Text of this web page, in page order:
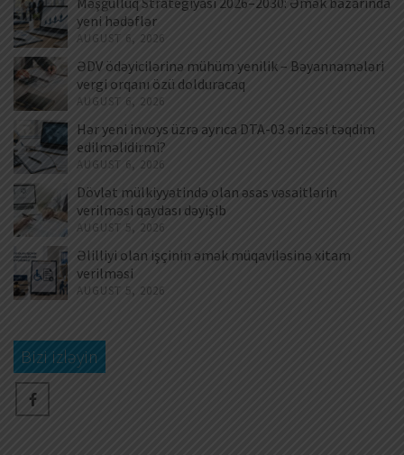
yeni hədəflər
AUGUST 6, 2026
ƏDV ödəyicilərinə mühüm yenilik – Bəyannamələri
vergi orqanı özü dolduracaq
AUGUST 6, 2026
Hər yeni invoys üzrə ayrıca DTA-03 ərizəsi təqdim
edilməlidirmi?
AUGUST 6, 2026
Dövlət mülkiyyətində olan əsas vəsaitlərin
verilməsi qaydası dəyişib
AUGUST 5, 2026
Əlilliyi olan işçinin əmək müqaviləsinə xitam
verilməsi
AUGUST 5, 2026
Bizi izləyin